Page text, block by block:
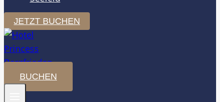
JETZT BUCHEN
BUCHEN